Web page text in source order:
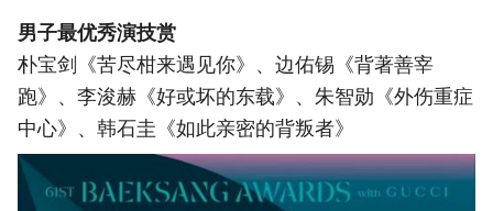
男子最优秀演技赏
朴宝剑《苦尽柑来遇见你》、边佑锡《背著善宰
跑》、李浚赫《好或坏的东载》、朱智勋《外伤重症
中心》、韩石圭《如此亲密的背叛者》